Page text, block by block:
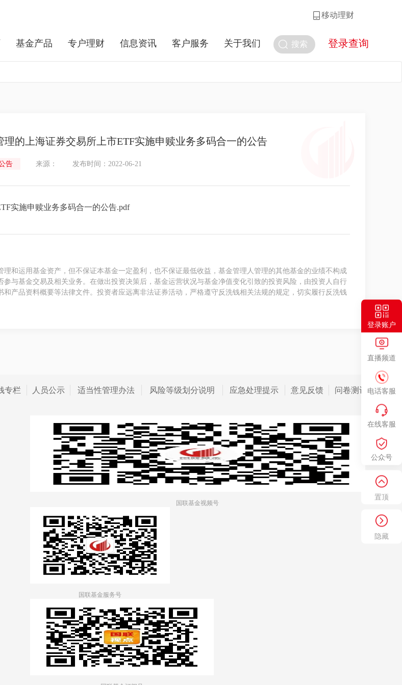
登录账户
直播频道
电话客服
在线客服
公众号
置顶
隐藏
移动理财
搜索 登录查询
基金产品 专户理财 信息资讯 客户服务 关于我们
的上海证券交易所上市ETF实施申赎业务多码合一的公告
告 来源： 发布时间：2022-06-21
实施申赎业务多码合一的公告.pdf
和运用基金资产，但不保证本基金一定盈利，也不保证最低收益，基金管理人管理的其他基金的业绩不构成
与基金交易及相关业务。在做出投资决策后，基金运营状况与基金净值变化引致的投资风险，由投资人自行
产品资料概要等法律文件。投资者应远离非法证券活动，严格遵守反洗钱相关法规的规定，切实履行反洗钱
专栏 人员公示 适当性管理办法 风险等级划分说明 应急处理提示 意见反馈 问卷测评
国联基金视频号
国联基金服务号